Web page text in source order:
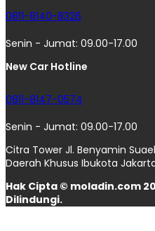
0811-8140-8326
Senin - Jumat: 09.00-17.00
New Car Hotline
0811-8147-0574
Senin - Jumat: 09.00-17.00
Citra Tower Jl. Benyamin
Daerah Khusus Ibukota
Hak Cipta © moladin.com
Dilindungi.